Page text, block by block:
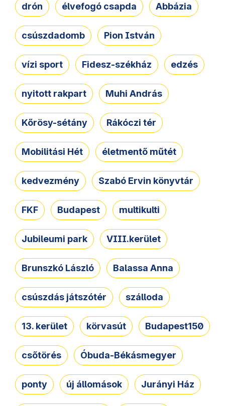
drón élvefogó csapda Abbázia
csúszdadomb Pion István
vízi sport Fidesz-székház edzés
nyitott rakpart Muhi András
Kőrösy-sétány Rákóczi tér
Mobilitási Hét életmentő műtét
kedvezmény Szabó Ervin könyvtár
FKF Budapest multikulti
Jubileumi park VIII.kerület
Brunszkó László Balassa Anna
csúszdás játszótér szálloda
13. kerület körvasút Budapest150
csőtörés Óbuda-Békásmegyer
ponty új állomások Jurányi Ház